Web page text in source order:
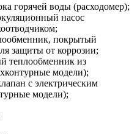
горячей воды (расходомер);
насос
покрытый
защиты от коррозии;
теплообменник из
модели);
с электрическим
модели);